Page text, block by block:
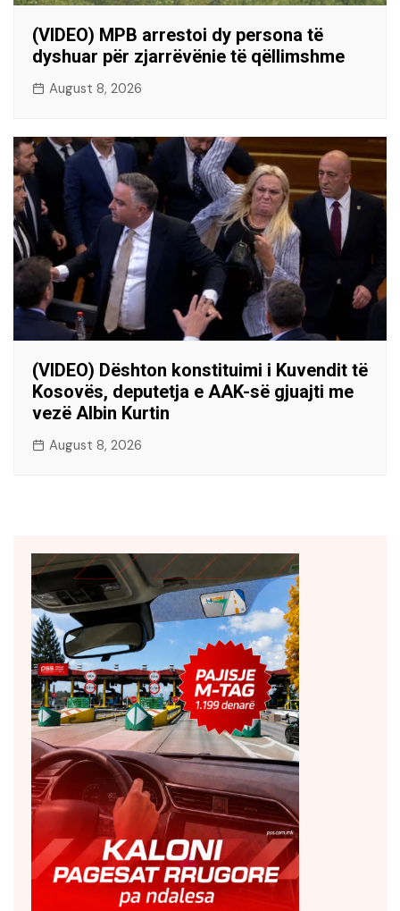
(VIDEO) MPB arrestoi dy persona të
dyshuar për zjarrëvënie të qëllimshme
August 8, 2026
(VIDEO) Dështon konstituimi i Kuvendit të
Kosovës, deputetja e AAK-së gjuajti me
vezë Albin Kurtin
August 8, 2026